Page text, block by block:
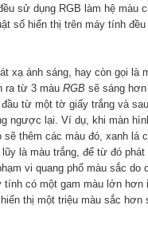
sử dụng RGB làm hệ màu
số hiển thị trên máy tính
xạ ánh sáng, hay còn gọi là
ra từ 3 màu RGB sẽ sáng
đầu từ một tờ giấy trắng và
ngược lại. Ví dụ, khi màn
thêm các màu đó, xanh lá
là màu trắng, để từ đó phát
vi quang phổ màu sắc do
có một gam màu lớn hơn
thị một triệu màu sắc hơn